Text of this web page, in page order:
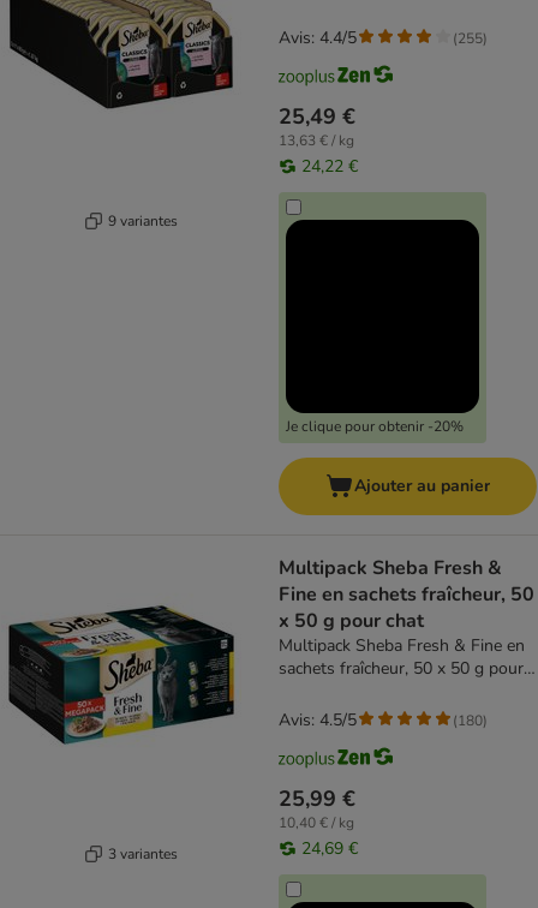
9 variantes
25,49 €
13,63 € / kg
24,22 €
Je clique pour obtenir -20%
Avis: 4.4/5 (255)
Ajouter au panier
3 variantes
Multipack Sheba Fresh &
Fine en sachets fraîcheur, 50
x 50 g pour chat
Multipack Sheba Fresh & Fine en
sachets fraîcheur, 50 x 50 g pour
25,99 €
10,40 € / kg
24,69 €
Avis: 4.5/5 (180)